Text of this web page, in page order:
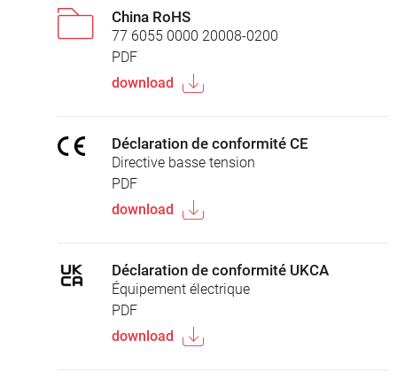
China RoHS
77 6055 0000 20008-0200
PDF
download
Déclaration de conformité CE
Directive basse tension
PDF
download
Déclaration de conformité UKCA
Équipement électrique
PDF
download